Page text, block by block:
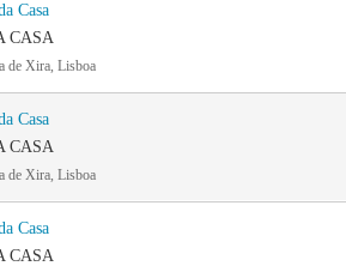
Casa
CASA
de Xira, Lisboa
Casa
CASA
de Xira, Lisboa
Casa
CASA